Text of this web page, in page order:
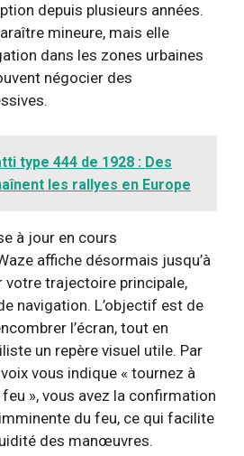
depuis plusieurs années.
mineure, mais elle
dans les zones urbaines
négocier des
type 444 de 1928 : Des
les rallyes en Europe
à jour en cours
affiche désormais jusqu’à
trajectoire principale,
navigation. L’objectif est de
l’écran, tout en
un repère visuel utile. Par
vous indique « tournez à
», vous avez la confirmation
du feu, ce qui facilite
des manœuvres.